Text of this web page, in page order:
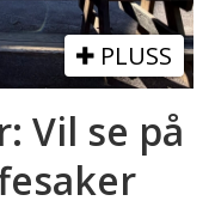
PLUSS
Vil se på